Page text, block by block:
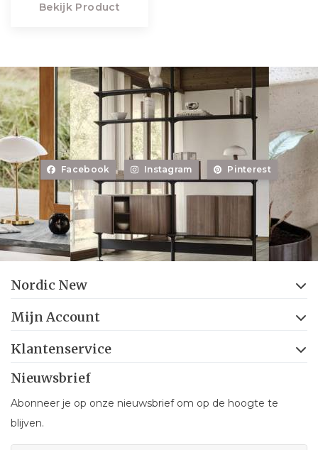
Bekijk Product
Facebook Instagram Pinterest
Nordic New
Mijn Account
Klantenservice
Nieuwsbrief
Abonneer je op onze nieuwsbrief om op de hoogte te
blijven.